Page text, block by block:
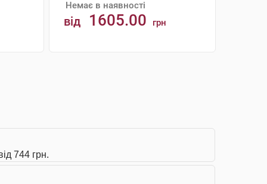
Немає в наявності
від 1605.00 грн
744 грн.